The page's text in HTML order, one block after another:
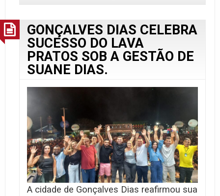
GONÇALVES DIAS CELEBRA
SUCESSO DO LAVA
PRATOS SOB A GESTÃO DE
SUANE DIAS.
A cidade de Gonçalves Dias reafirmou sua